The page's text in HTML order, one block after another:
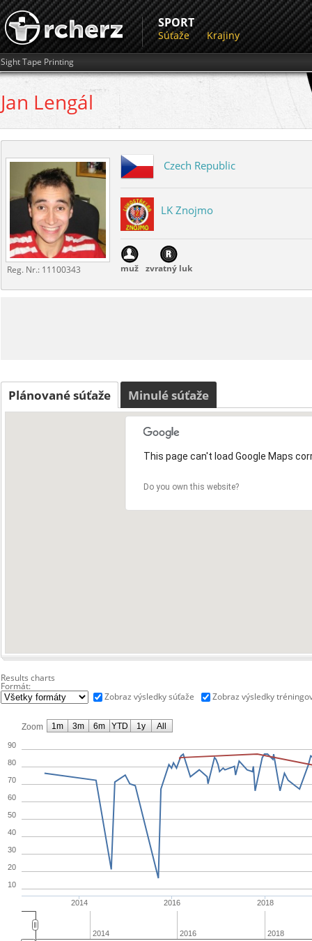
SPORT
Súťaže Krajiny
Sight Tape Printing
Jan Lengál
Reg. Nr.: 11100343
Czech Republic
LK Znojmo
muž zvratný luk
Plánované súťaže Minulé súťaže
This page can't load Google Maps
Do you own this website?
Results charts
Formát:
Zobraz výsledky súťaže
Zobraz výsledky
Zoom
2014 2016 2018
10
20
30
40
50
60
70
80
90
2014 2016 2018
1m 3m 6m YTD 1y All